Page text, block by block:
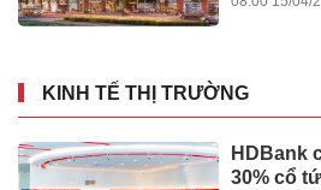
KINH TẾ THỊ TRƯỜNG
HDBank
30% cổ